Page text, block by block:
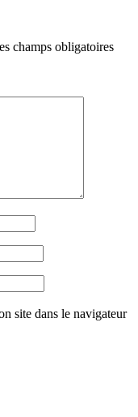
champs obligatoires
site dans le navigateur